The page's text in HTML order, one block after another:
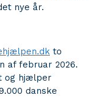
nye år.
to
af februar 2026.
og hjælper
danske